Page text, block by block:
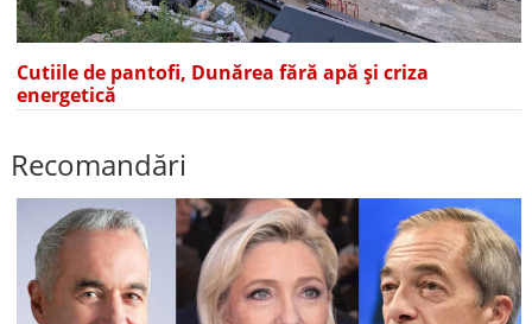
Cutiile de pantofi, Dunărea fără apă și criza
energetică
Recomandări